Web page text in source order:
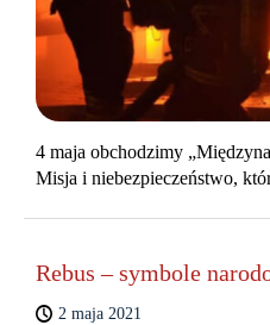
4 maja obchodzimy
Misja i niebezpieczeństwo,
Rebus – symbole
2 maja 2021